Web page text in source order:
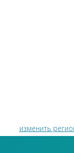
изменить